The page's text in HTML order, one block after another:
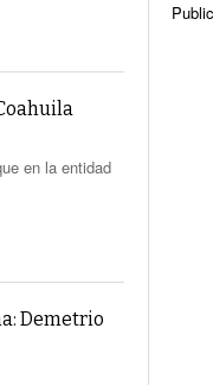
en la entidad
Demetrio